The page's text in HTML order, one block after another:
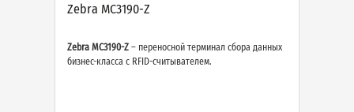
Zebra MC3190-Z
Zebra MC3190-Z – переносной терминал сбора данных
бизнес-класса с RFID-считывателем.